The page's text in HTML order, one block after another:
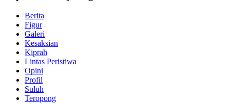
Berita
Figur
Galeri
Kesaksian
Kiprah
Lintas Peristiwa
Opini
Profil
Suluh
Teropong